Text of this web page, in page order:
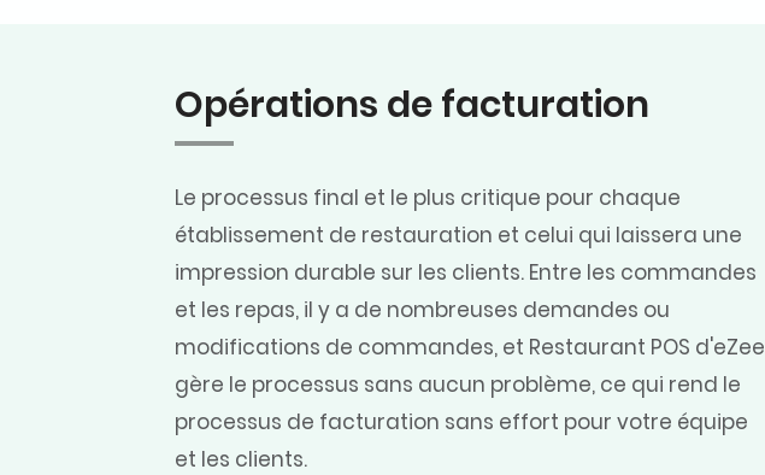
Opérations de facturation
Le processus final et le plus critique pour chaque
établissement de restauration et celui qui laissera une
impression durable sur les clients. Entre les commandes
et les repas, il y a de nombreuses demandes ou
modifications de commandes, et Restaurant POS d'eZee
gère le processus sans aucun problème, ce qui rend le
processus de facturation sans effort pour votre équipe
et les clients.